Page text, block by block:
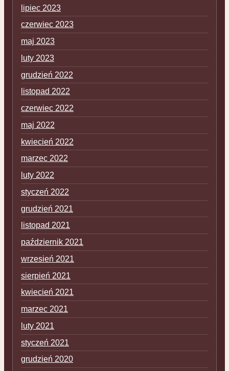
lipiec 2023
czerwiec 2023
maj 2023
luty 2023
grudzień 2022
listopad 2022
czerwiec 2022
maj 2022
kwiecień 2022
marzec 2022
luty 2022
styczeń 2022
grudzień 2021
listopad 2021
październik 2021
wrzesień 2021
sierpień 2021
kwiecień 2021
marzec 2021
luty 2021
styczeń 2021
grudzień 2020